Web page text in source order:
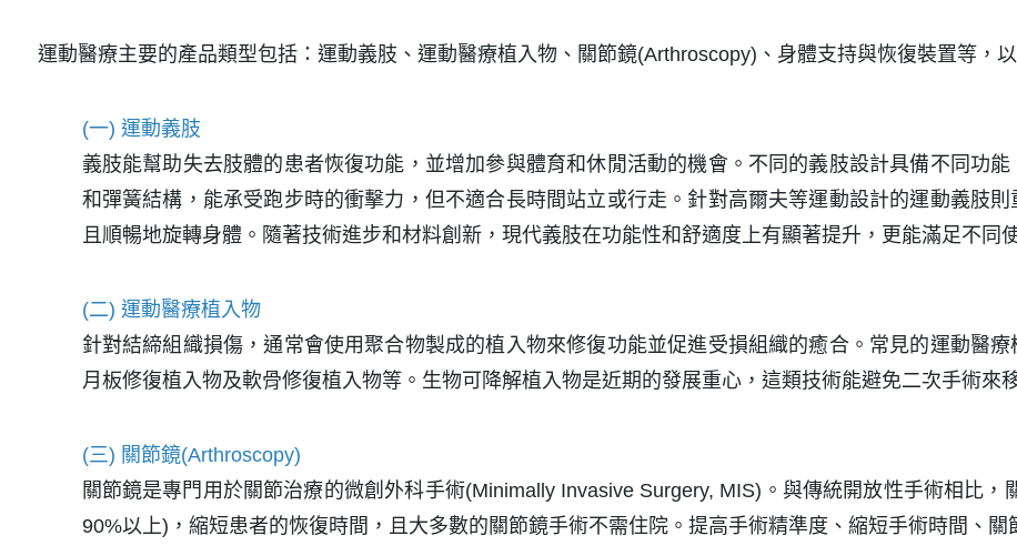
運動醫療主要的產品類型包括：運動義肢、運動醫療植入物、關節鏡(Arthroscopy)、身體支持與恢復裝置等，
(一) 運動義肢
義肢能幫助失去肢體的患者恢復功能，並增加參與體育和休閒活動的機會。不同的義肢設計具備不同功
和彈簧結構，能承受跑步時的衝擊力，但不適合長時間站立或行走。針對高爾夫等運動設計的運動義肢
且順暢地旋轉身體。隨著技術進步和材料創新，現代義肢在功能性和舒適度上有顯著提升，更能滿足不同
(二) 運動醫療植入物
針對結締組織損傷，通常會使用聚合物製成的植入物來修復功能並促進受損組織的癒合。常見的運動醫
月板修復植入物及軟骨修復植入物等。生物可降解植入物是近期的發展重心，這類技術能避免二次手術來
(三) 關節鏡(Arthroscopy)
關節鏡是專門用於關節治療的微創外科手術(Minimally Invasive Surgery, MIS)。與傳統開放性手術相比，
90%以上)，縮短患者的恢復時間，且大多數的關節鏡手術不需住院。提高手術精準度、縮短手術時間、